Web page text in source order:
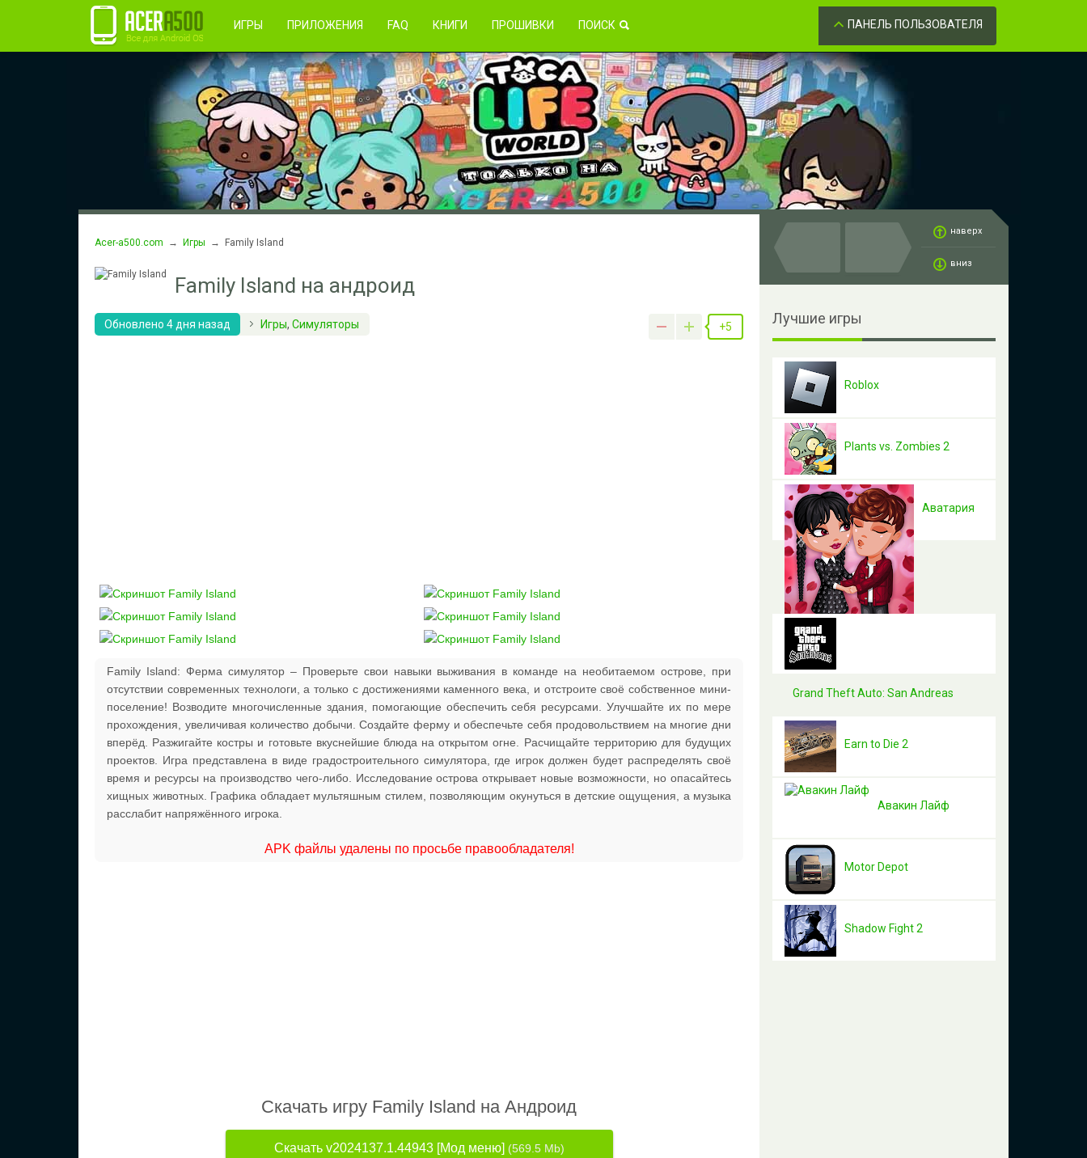
Регистрация Правила пользования Возникли проблемы? Забыли пароль?
ПАНЕЛЬ ПОЛЬЗОВАТЕЛЯ
ИГРЫ ПРИЛОЖЕНИЯ FAQ КНИГИ ПРОШИВКИ ПОИСК
Acer-a500.com → Игры → Family Island
Family Island на андроид
Обновлено 4 дня назад Игры, Симуляторы +5
Family Island: Ферма симулятор – Проверьте свои навыки выживания в команде на необитаемом острове, при
отсутствии современных технологи, а только с достижениями каменного века, и отстроите своё собственное мини-
поселение! Возводите многочисленные здания, помогающие обеспечить себя ресурсами. Улучшайте их по мере
прохождения, увеличивая количество добычи. Создайте ферму и обеспечьте себя продовольствием на многие дни
вперёд. Разжигайте костры и готовьте вкуснейшие блюда на открытом огне. Расчищайте территорию для будущих
проектов. Игра представлена в виде градостроительного симулятора, где игрок должен будет распределять своё
время и ресурсы на производство чего-либо. Исследование острова открывает новые возможности, но опасайтесь
хищных животных. Графика обладает мультяшным стилем, позволяющим окунуться в детские ощущения, а музыка
расслабит напряжённого игрока.
APK файлы удалены по просьбе правообладателя!
Скачать игру Family Island на Андроид
Скачать v2024137.1.44943 [Мод меню] (569.5 Mb)
наверх
вниз
Лучшие игры
Roblox
Plants vs. Zombies 2
Аватария
Grand Theft Auto: San Andreas
Earn to Die 2
Авакин Лайф
Motor Depot
Shadow Fight 2